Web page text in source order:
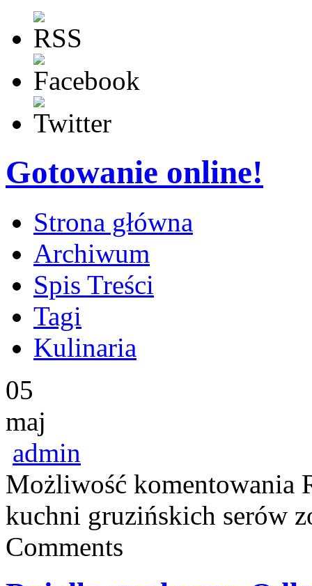
Gotowanie online!
Strona główna
Archiwum
Spis Treści
Tagi
Kulinaria
05
maj
admin
Możliwość komentowania
kuchni gruzińskich serów
Comments